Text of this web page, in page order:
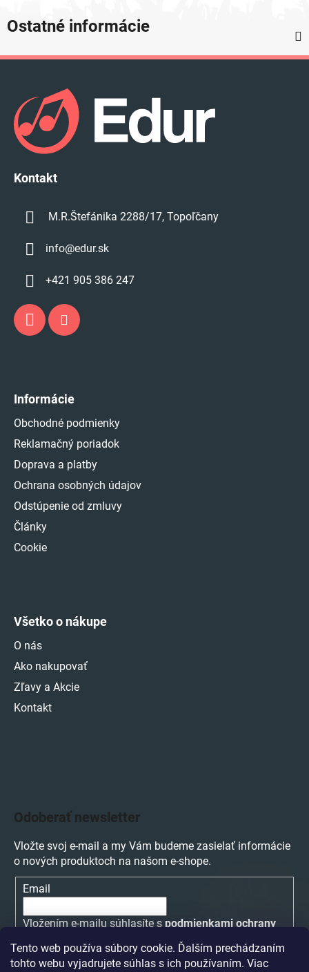
Tento web používa súbory cookie. Ďalším prechádzaním
tohto webu vyjadrujete súhlas s ich používaním. Viac
Ostatné informácie
Kontakt
M.R.Štefánika 2288/17, Topoľčany
info@edur.sk
+421 905 386 247
Informácie
Obchodné podmienky
Reklamačný poriadok
Doprava a platby
Ochrana osobných údajov
Odstúpenie od zmluvy
Články
Cookie
Všetko o nákupe
O nás
Ako nakupovať
Zľavy a Akcie
Kontakt
Odoberať newsletter
Vložte svoj e-mail a my Vám budeme zasielať informácie
o nových produktoch na našom e-shope.
Email
Vložením e-mailu súhlasíte s podmienkami ochrany